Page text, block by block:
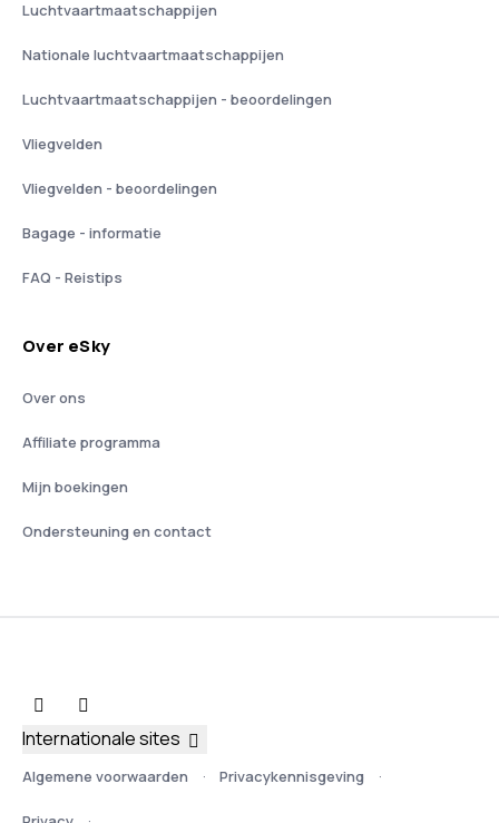
Luchtvaartmaatschappijen
Nationale luchtvaartmaatschappijen
Luchtvaartmaatschappijen - beoordelingen
Vliegvelden
Vliegvelden - beoordelingen
Bagage - informatie
FAQ - Reistips
Over eSky
Over ons
Affiliate programma
Mijn boekingen
Ondersteuning en contact
Algemene voorwaarden Privacykennisgeving
Internationale sites